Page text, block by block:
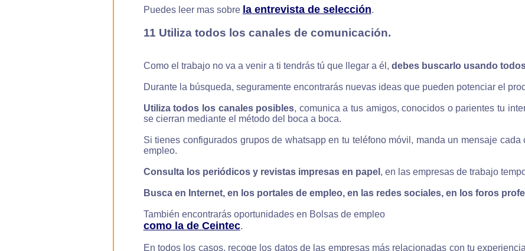
Puedes leer mas sobre la entrevista de selección.
11 Utiliza todos los canales de comunicación.
Como el trabajo no va a venir a ti tendrás tú que llegar a él, debes buscarlo usando
Durante la búsqueda, seguramente encontrarás nuevas ideas que pueden potenciar el
Utiliza todos los canales posibles, comunica a tus amigos, conocidos o parientes tu
se cierran mediante el método del boca a boca.
Si tienes configurados grupos de whatsapp en tu teléfono móvil, manda un mensaje
empleo.
Consulta los periódicos y revistas impresas en papel , en las empresas de trabajo
Busca en Internet, en los portales de empleo, en las redes sociales, en los foros
También encontrarás oportunidades en Bolsas de empleo
como la de Ceintec.
En todos los casos, recoge los datos de las empresas más relacionadas con tu